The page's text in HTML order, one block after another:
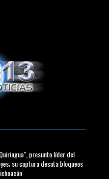
presunto líder del
su captura desata bloqueos